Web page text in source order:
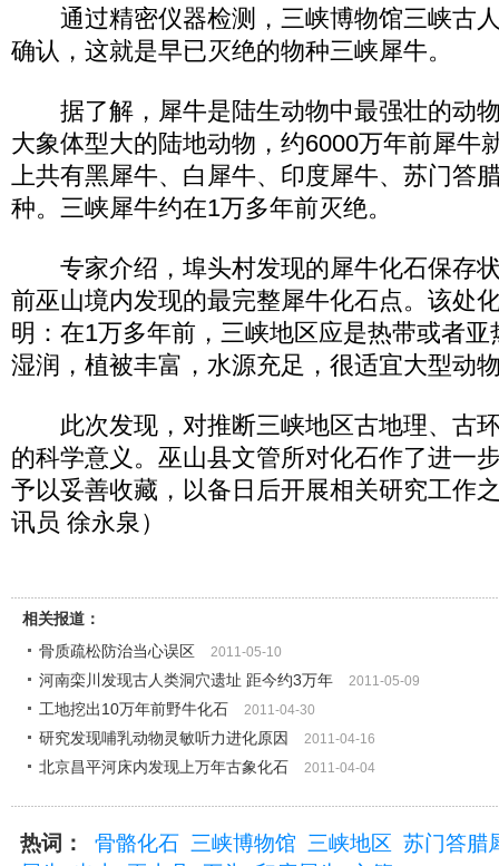
通过精密仪器检测，三峡博物馆三峡古
确认，这就是早已灭绝的物种三峡犀牛。
据了解，犀牛是陆生动物中最强壮的动
大象体型大的陆地动物，约6000万年前犀牛
上共有黑犀牛、白犀牛、印度犀牛、苏门答
种。三峡犀牛约在1万多年前灭绝。
专家介绍，埠头村发现的犀牛化石保存
前巫山境内发现的最完整犀牛化石点。该处
明：在1万多年前，三峡地区应是热带或者
湿润，植被丰富，水源充足，很适宜大型动
此次发现，对推断三峡地区古地理、古
的科学意义。巫山县文管所对化石作了进一
予以妥善收藏，以备日后开展相关研究工作
讯员 徐永泉）
相关报道：
骨质疏松防治当心误区
2011-05-10
河南栾川发现古人类洞穴遗址 距今约3万年 2011-05-09
工地挖出10万年前野牛化石 2011-04-30
研究发现哺乳动物灵敏听力进化原因 2011-04-16
北京昌平河床内发现上万年古象化石 2011-04-04
热词： 骨骼化石 三峡博物馆 三峡地区 苏门答腊